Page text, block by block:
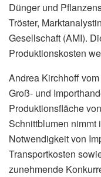
Dünger und
Tröster,
Gesellschaft (AMI).
Produktionskosten
Andrea Kirchhoff
Groß- und
Produktionsfläche
Schnittblumen nimmt
Notwendigkeit von
Transportkosten
zunehmende